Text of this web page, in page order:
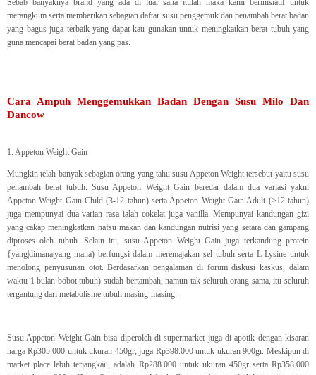
Sebab banyaknya brand yang ada di luar sana itulah maka kami berinisiatif untuk
merangkum serta memberikan sebagian daftar susu penggemuk dan penambah berat badan
yang bagus juga terbaik yang dapat kau gunakan untuk meningkatkan berat tubuh yang
guna mencapai berat badan yang pas.
Cara Ampuh Menggemukkan Badan Dengan Susu Milo Dan
Dancow
1. Appeton Weight Gain
Mungkin telah banyak sebagian orang yang tahu susu Appeton Weight tersebut yaitu susu
penambah berat tubuh. Susu Appeton Weight Gain beredar dalam dua variasi yakni
Appeton Weight Gain Child (3-12 tahun) serta Appeton Weight Gain Adult (>12 tahun)
juga mempunyai dua varian rasa ialah cokelat juga vanilla. Mempunyai kandungan gizi
yang cakap meningkatkan nafsu makan dan kandungan nutrisi yang setara dan gampang
diproses oleh tubuh. Selain itu, susu Appeton Weight Gain juga terkandung protein
{yang|dimana|yang mana) berfungsi dalam meremajakan sel tubuh serta L-Lysine untuk
menolong penyusunan otot. Berdasarkan pengalaman di forum diskusi kaskus, dalam
waktu 1 bulan bobot tubuh) sudah bertambah, namun tak seluruh orang sama, itu seluruh
tergantung dari metabolisme tubuh masing-masing.
Susu Appeton Weight Gain bisa diperoleh di supermarket juga di apotik dengan kisaran
harga Rp305.000 untuk ukuran 450gr, juga Rp398.000 untuk ukuran 900gr. Meskipun di
market place lebih terjangkau, adalah Rp288.000 untuk ukuran 450gr serta Rp358.000